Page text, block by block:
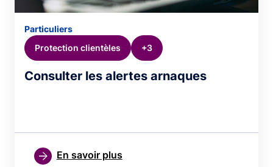
Consulter les alertes arnaques
Particuliers
Protection clientèles
+3
En savoir plus